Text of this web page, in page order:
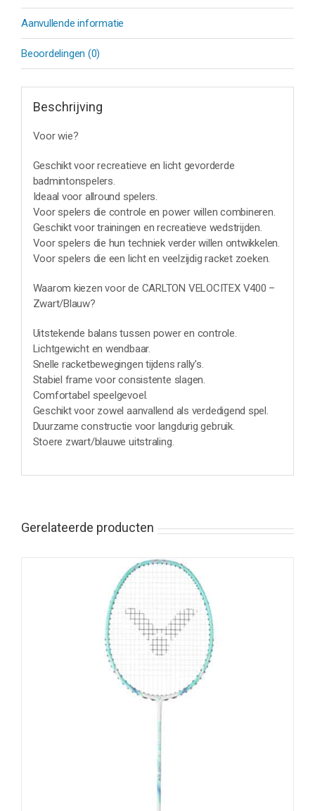
Aanvullende informatie
Beoordelingen (0)
Beschrijving
Voor wie?
Geschikt voor recreatieve en licht gevorderde
badmintonspelers.
Ideaal voor allround spelers.
Voor spelers die controle en power willen combineren.
Geschikt voor trainingen en recreatieve wedstrijden.
Voor spelers die hun techniek verder willen ontwikkelen.
Voor spelers die een licht en veelzijdig racket zoeken.
Waarom kiezen voor de CARLTON VELOCITEX V400 –
Zwart/Blauw?
Uitstekende balans tussen power en controle.
Lichtgewicht en wendbaar.
Snelle racketbewegingen tijdens rally’s.
Stabiel frame voor consistente slagen.
Comfortabel speelgevoel.
Geschikt voor zowel aanvallend als verdedigend spel.
Duurzame constructie voor langdurig gebruik.
Stoere zwart/blauwe uitstraling.
Gerelateerde producten